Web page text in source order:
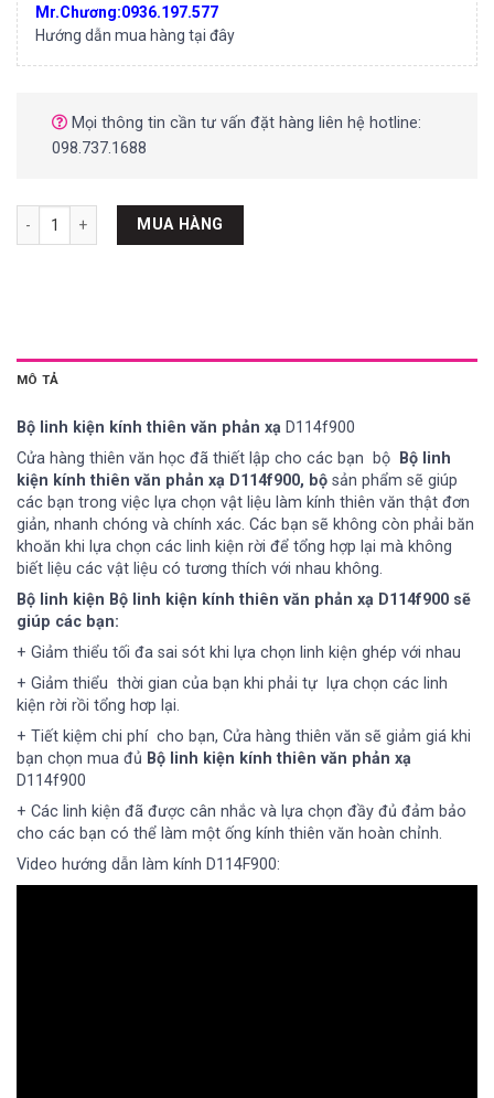
Mr.Chương:0936.197.577
Hướng dẫn mua hàng tại đây
Mọi thông tin cần tư vấn đặt hàng liên hệ hotline:
098.737.1688
Bộ linh kiện kính thiên văn phản xạ D114f900 số lượng
MUA HÀNG
MÔ TẢ
Bộ linh kiện kính thiên văn phản xạ D114f900
Cửa hàng thiên văn học đã thiết lập cho các bạn bộ
Bộ linh
kiện kính thiên văn phản xạ D114f900, bộ sản phẩm sẽ giúp
các bạn trong việc lựa chọn vật liệu làm kính thiên văn thật đơn
giản, nhanh chóng và chính xác. Các bạn sẽ không còn phải băn
khoăn khi lựa chọn các linh kiện rời để tổng hợp lại mà không
biết liệu các vật liệu có tương thích với nhau không.
Bộ linh kiện Bộ linh kiện kính thiên văn phản xạ D114f900 sẽ
giúp các bạn:
+ Giảm thiểu tối đa sai sót khi lựa chọn linh kiện ghép với nhau
+ Giảm thiểu thời gian của bạn khi phải tự lựa chọn các linh
kiện rời rồi tổng hơp lại.
+ Tiết kiệm chi phí cho bạn, Cửa hàng thiên văn sẽ giảm giá khi
bạn chọn mua đủ Bộ linh kiện kính thiên văn phản xạ
D114f900
+ Các linh kiện đã được cân nhắc và lựa chọn đầy đủ đảm bảo
cho các bạn có thể làm một ống kính thiên văn hoàn chỉnh.
Video hướng dẫn làm kính D114F900: